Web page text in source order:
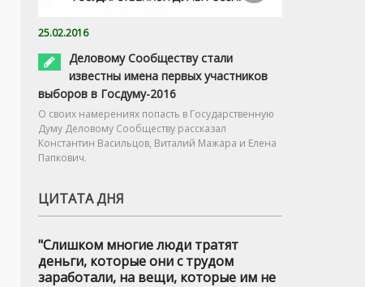
25.02.2016
Деловому Сообществу стали
известны имена первых участников
выборов в Госдуму-2016
О своих намерениях попасть в Государственную
Думу Деловому Сообществу рассказал
Константин Васильцов, Виталий Мажара и Елена
Папкович.
ЦИТАТА ДНЯ
"Слишком многие люди тратят
деньги, которые они с трудом
заработали, на вещи, которые им не